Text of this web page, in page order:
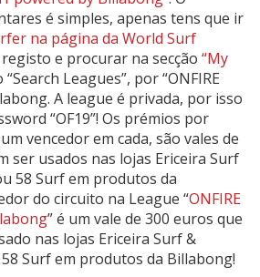
é simples, apenas tens que ir
na página da World Surf
e procurar na secção “My
“Search Leagues”, por “ONFIRE
A league é privada, por isso
“OF19”! Os prémios por
vencedor em cada, são vales de
ser usados nas lojas Ericeira Surf
58 Surf em produtos da
do circuito na League “ONFIRE
” é um vale de 300 euros que
nas lojas Ericeira Surf &
Surf em produtos da Billabong!